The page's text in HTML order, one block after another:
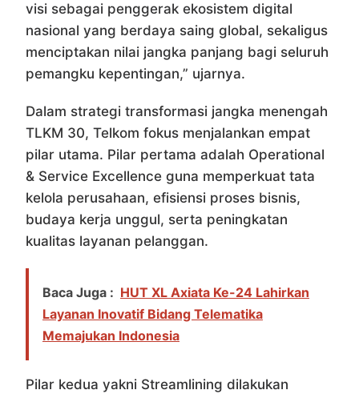
visi sebagai penggerak ekosistem digital
nasional yang berdaya saing global, sekaligus
menciptakan nilai jangka panjang bagi seluruh
pemangku kepentingan,” ujarnya.
Dalam strategi transformasi jangka menengah
TLKM 30, Telkom fokus menjalankan empat
pilar utama. Pilar pertama adalah Operational
& Service Excellence guna memperkuat tata
kelola perusahaan, efisiensi proses bisnis,
budaya kerja unggul, serta peningkatan
kualitas layanan pelanggan.
Baca Juga : HUT XL Axiata Ke-24 Lahirkan
Layanan Inovatif Bidang Telematika
Memajukan Indonesia
Pilar kedua yakni Streamlining dilakukan